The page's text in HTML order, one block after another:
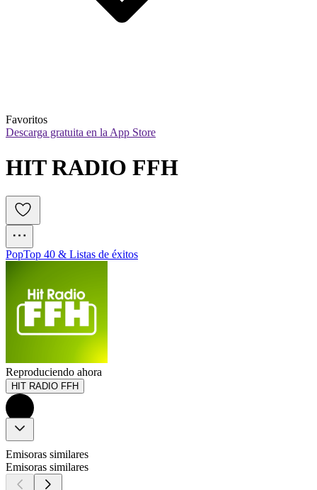
Favoritos
Descarga gratuita en la App Store
HIT RADIO FFH
PopTop 40 & Listas de éxitos
Reproduciendo ahora
HIT RADIO FFH
Emisoras similares
Emisoras similares